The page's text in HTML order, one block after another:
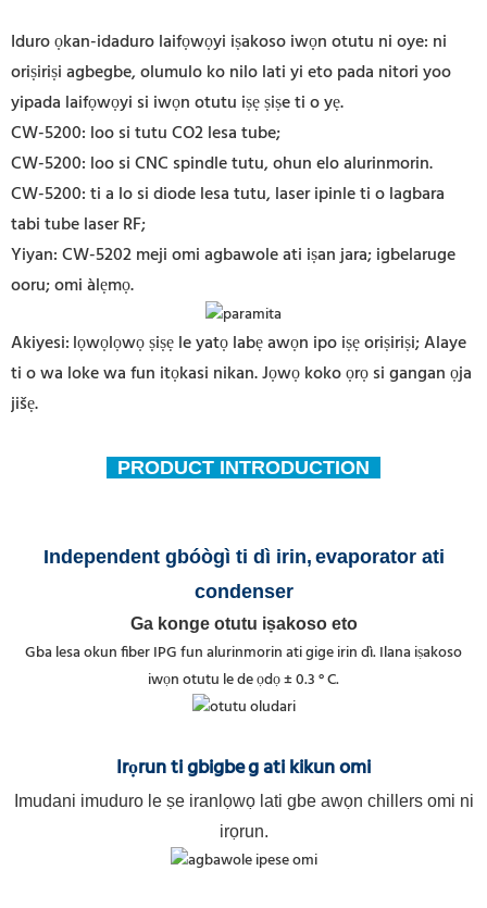
Iduro ọkan-idaduro laifọwọyi iṣakoso iwọn otutu ni oye: ni
oriṣiriṣi agbegbe, olumulo ko nilo lati yi eto pada nitori yoo
yipada laifọwọyi si iwọn otutu iṣẹ ṣiṣe ti o yẹ.
CW-5200: loo si tutu CO2 lesa tube;
CW-5200: loo si CNC spindle tutu, ohun elo alurinmorin.
CW-5200: ti a lo si diode lesa tutu, laser ipinle ti o lagbara
tabi tube laser RF;
Yiyan: CW-5202 meji omi agbawole ati iṣan jara; igbelaruge
ooru; omi àlẹmọ.
Akiyesi:lọwọlọwọ ṣiṣẹ le yatọ labẹ awọn ipo iṣẹ oriṣiriṣi; Alaye
ti o wa loke wa fun itọkasi nikan. Jọwọ koko ọrọ si gangan ọja
jišẹ.
PRODUCT INTRODUCTION
Independent gbóògì ti dì irin, evaporator ati
condenser
Ga konge otutu iṣakoso eto
Gba lesa okun fiber IPG fun alurinmorin ati gige irin dì. Ilana iṣakoso
iwọn otutu le de ọdọ ± 0.3 ° C.
Irọrun ti gbigbeg ati kikun omi
Imudani imuduro le ṣe iranlọwọ lati gbe awọn chillers omi ni
irọrun.